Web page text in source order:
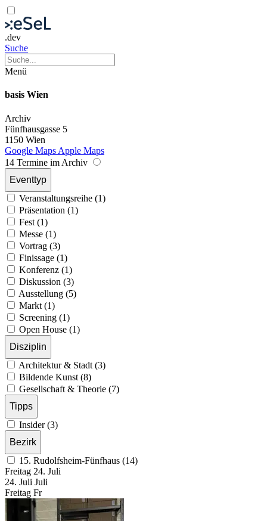
.dev
Suche
Menü
basis Wien
Archiv
Fünfhausgasse 5
1150 Wien
Google Maps Apple Maps
14 Termine im Archiv
Eventtyp
Veranstaltungsreihe (1)
Präsentation (1)
Fest (1)
Messe (1)
Vortrag (3)
Finissage (1)
Konferenz (1)
Diskussion (3)
Ausstellung (5)
Markt (1)
Screening (1)
Open House (1)
Disziplin
Architektur & Stadt (3)
Bildende Kunst (8)
Gesellschaft & Theorie (7)
Tipps
Insider (3)
Bezirk
15. Rudolfsheim-Fünfhaus (14)
Freitag 24. Juli
24. Juli Juli
Freitag Fr